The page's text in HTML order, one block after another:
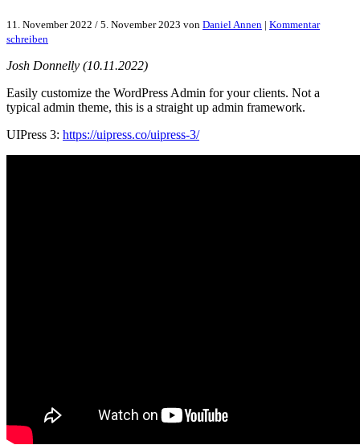
11. November 2022 / 5. November 2023 von Daniel Annen | Kommentar
schreiben
Josh Donnelly (10.11.2022)
Easily customize the WordPress Admin for your clients. Not a
typical admin theme, this is a straight up admin framework.
UIPress 3: https://uipress.co/uipress-3/